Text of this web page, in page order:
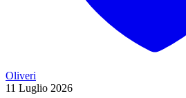
Oliveri
11 Luglio 2026